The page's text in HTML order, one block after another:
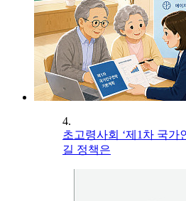
4.
초고령사회 ‘제1차 국가
길 정책은